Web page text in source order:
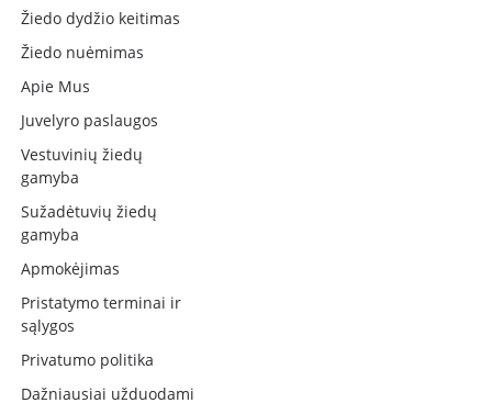
Žiedo dydžio keitimas
Žiedo nuėmimas
Apie Mus
Juvelyro paslaugos
Vestuvinių žiedų
gamyba
Sužadėtuvių žiedų
gamyba
Apmokėjimas
Pristatymo terminai ir
sąlygos
Privatumo politika
Dažniausiai užduodami